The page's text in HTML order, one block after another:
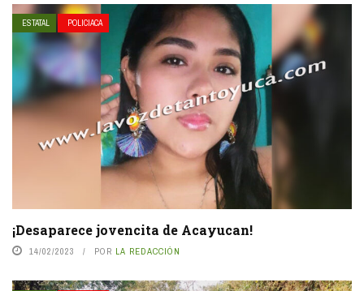
ESTATAL POLICIACA
¡Desaparece jovencita de Acayucan!
14/02/2023 POR LA REDACCIÓN